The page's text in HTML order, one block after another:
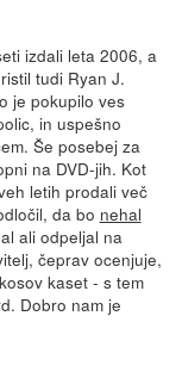
izdali leta 2006, a
tudi Ryan J.
je pokupilo ves
in uspešno
Še posebej za
na DVD-jih. Kot
letih prodali več
da bo nehal
ali odpeljal na
čeprav ocenjuje,
kaset - s tem
Dobro nam je